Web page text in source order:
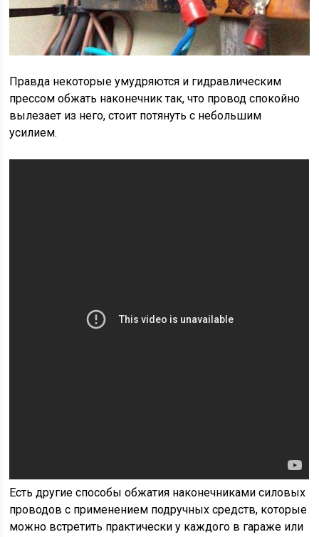
Правда некоторые умудряются и гидравлическим
прессом обжать наконечник так, что провод спокойно
вылезает из него, стоит потянуть с небольшим
усилием.
Есть другие способы обжатия наконечниками силовых
проводов с применением подручных средств, которые
можно встретить практически у каждого в гараже или